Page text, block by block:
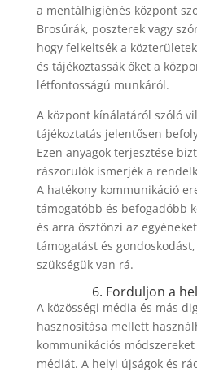
a mentálhigiénés központ
Brosúrák, poszterek vagy
hogy felkeltsék a
és tájékoztassák őket a
létfontosságú munkáról.
A központ kínálatáról szóló
tájékoztatás jelentősen
Ezen anyagok terjesztése
rászorulók ismerjék a
A hatékony kommunikáció
támogatóbb és befogadóbb
és arra ösztönzi az
támogatást és
szükségük van rá.
6. Forduljon a
A közösségi média és más
hasznosítása mellett
kommunikációs
médiát. A helyi újságok és